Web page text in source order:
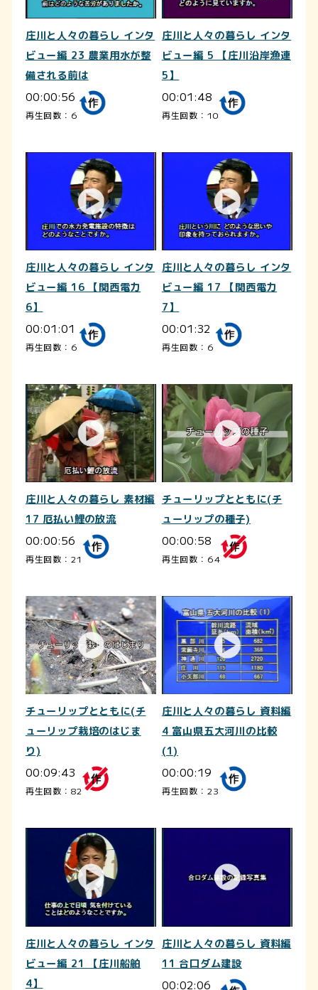
庄川と人々の暮らし インタ
ビュー編 23 農業用水が整
備される前は
00:00:56
再生回数：6
庄川と人々の暮らし インタ
ビュー編 5 【庄川沿岸漁連
5】
00:01:48
再生回数：10
庄川と人々の暮らし インタ
ビュー編 16 【関西電力
6】
00:01:01
再生回数：6
庄川と人々の暮らし インタ
ビュー編 17 【関西電力
7】
00:01:32
再生回数：6
庄川と人々の暮らし 素材編
17 厄払い鯉の放流
00:00:56
再生回数：21
チューリップとともに(チ
ューリップの種子)
00:00:58
再生回数：64
チューリップとともに(チ
ューリップ栽培のはじま
り)
00:09:43
再生回数：82
庄川と人々の暮らし 資料編
4 富山県五大河川の比較
(1)
00:00:19
再生回数：23
庄川と人々の暮らし インタ
ビュー編 21 【庄川船舶
4】
庄川と人々の暮らし 資料編
11 合口ダム建設
00:02:06